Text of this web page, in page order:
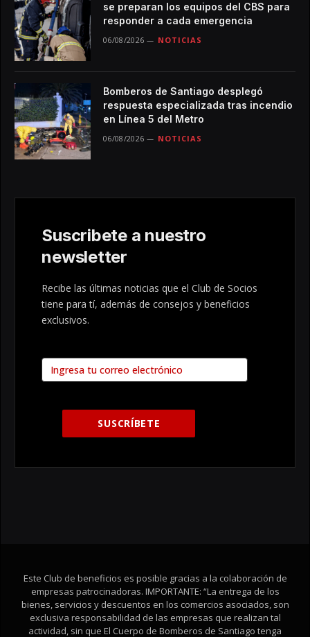
se preparan los equipos del CBS para
responder a cada emergencia
06/08/2026 NOTICIAS
Bomberos de Santiago desplegó
respuesta especializada tras incendio
en Línea 5 del Metro
06/08/2026 NOTICIAS
Suscribete a nuestro
newsletter
Recibe las últimas noticias que el Club de Socios
tiene para tí, además de consejos y beneficios
exclusivos.
Este Club de beneficios es posible gracias a la colaboración de
empresas patrocinadoras. IMPORTANTE: “La entrega de los
bienes, servicios y descuentos en los comercios asociados, son
exclusiva responsabilidad de las empresas que realizan tal
actividad, sin que El Cuerpo de Bomberos de Santiago tenga